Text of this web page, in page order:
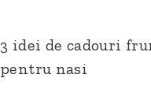
3 idei de cadouri
pentru nasi